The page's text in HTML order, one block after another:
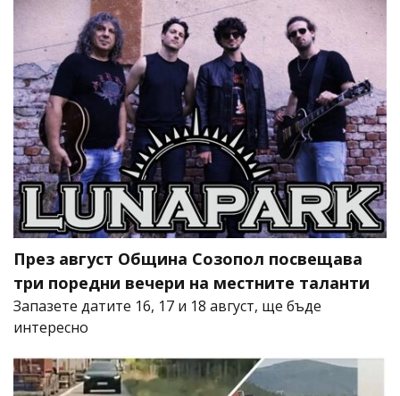
През август Община Созопол посвещава
три поредни вечери на местните таланти
Запазете датите 16, 17 и 18 август, ще бъде
интересно